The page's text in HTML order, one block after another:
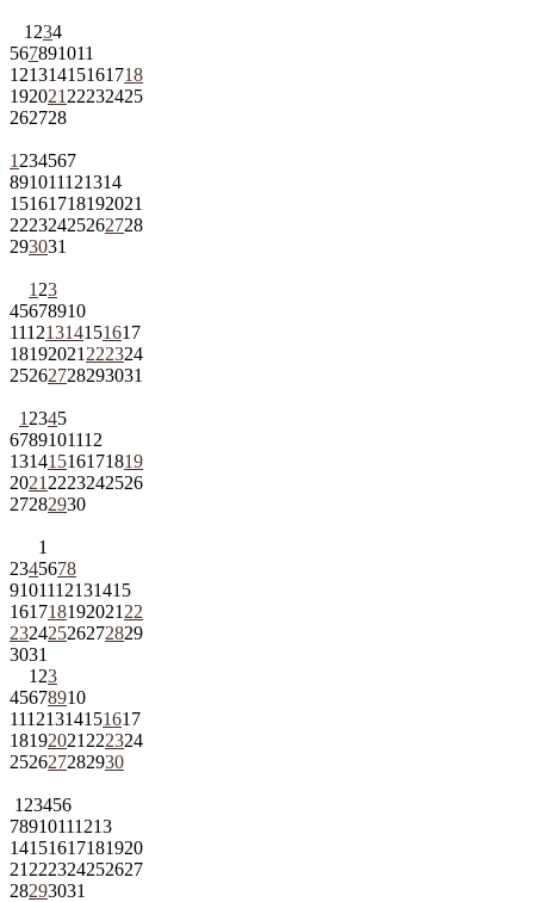
1 234
567891011
12131415161718
192021 22232425
262728
1 234567
891011121314
15161718192021
22232425262728
293031
1 23
45678910
11121314151617
18192021 222324
25262728293031
1 2345
6789101112
13141516171819
2021 2223242526
27282930
1
2345678
9101112131415
161718192021 22
23242526272829
3031
1 23
45678910
11121314151617
18192021 222324
252627282930
1 23456
78910111213
14151617181920
21 222324252627
28293031